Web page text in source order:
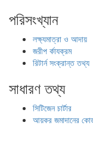
পরিসংখ্যান
লক্ষ্যমাত্রা ও আদায়
জরীপ র্কাযক্রম
রিটার্ন সংক্রান্ত তথ্য
সাধারণ তথ্য
সিটিজেন চার্টার
আয়কর জমাদানের